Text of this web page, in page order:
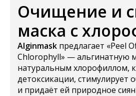
Очищение и
маска с
Alginmask предлагает «Peel
Chlorophyll» — альгинатную
натуральным хлорофиллом,
детоксикации, стимулирует
и придаёт ей природное